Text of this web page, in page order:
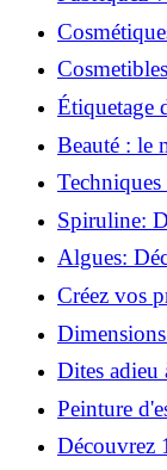
produits de
pour
100%
Étiquetage
astuces
Beauté : le
Spiruline:
revitaliser
Algues:
la santé et la
Créez vos
de la
salle de
Dites adieu
vie plus
Peinture
tutoriel
Découvrez